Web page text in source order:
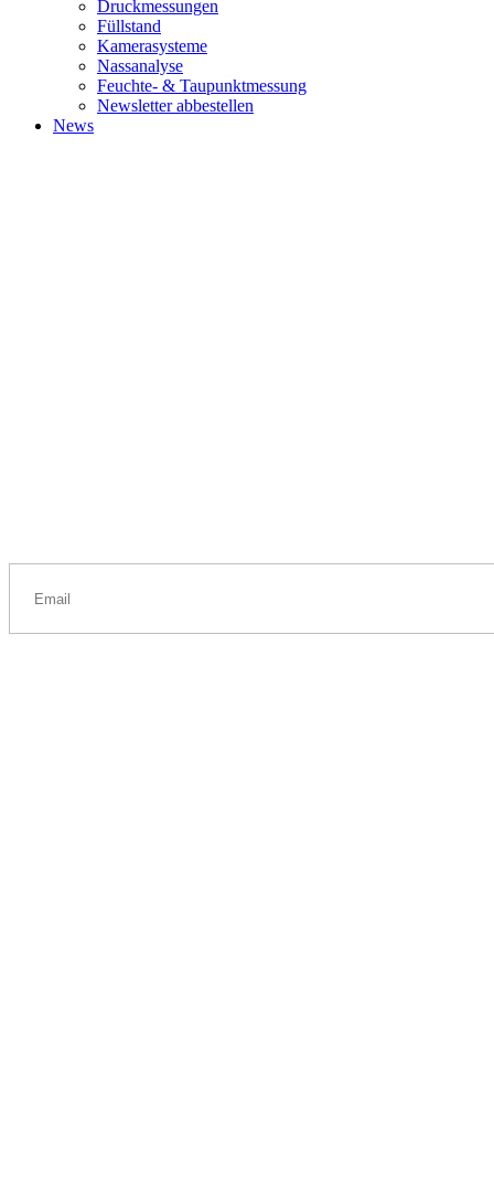
Druckmessungen
Füllstand
Kamerasysteme
Nassanalyse
Feuchte- & Taupunktmessung
Newsletter abbestellen
News